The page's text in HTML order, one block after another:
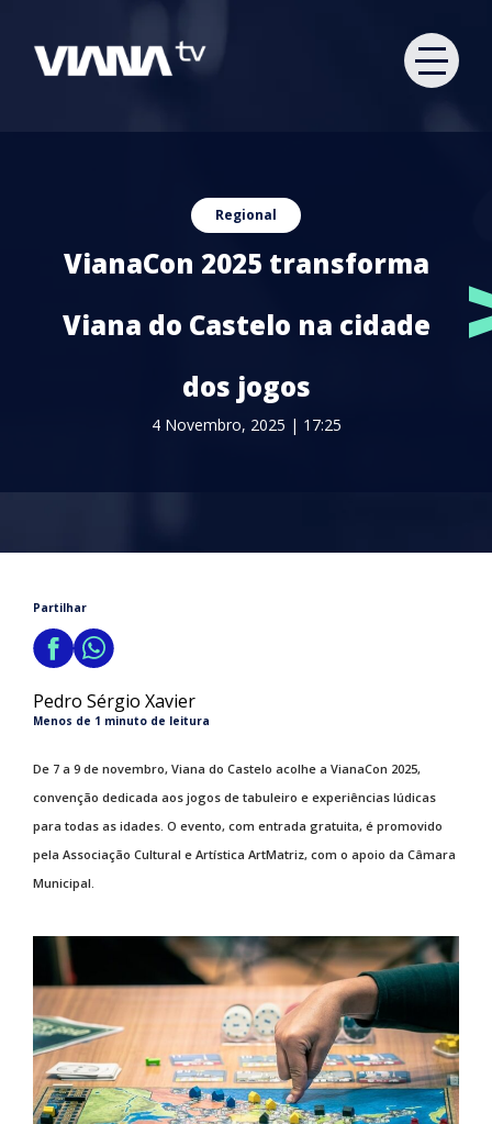
Regional
VianaCon 2025 transforma
Viana do Castelo na cidade
dos jogos
4 Novembro, 2025 | 17:25
Partilhar
Pedro Sérgio Xavier
Menos de 1 minuto de leitura
De 7 a 9 de novembro, Viana do Castelo acolhe a VianaCon 2025,
convenção dedicada aos jogos de tabuleiro e experiências lúdicas
para todas as idades. O evento, com entrada gratuita, é promovido
pela Associação Cultural e Artística ArtMatriz, com o apoio da Câmara
Municipal.